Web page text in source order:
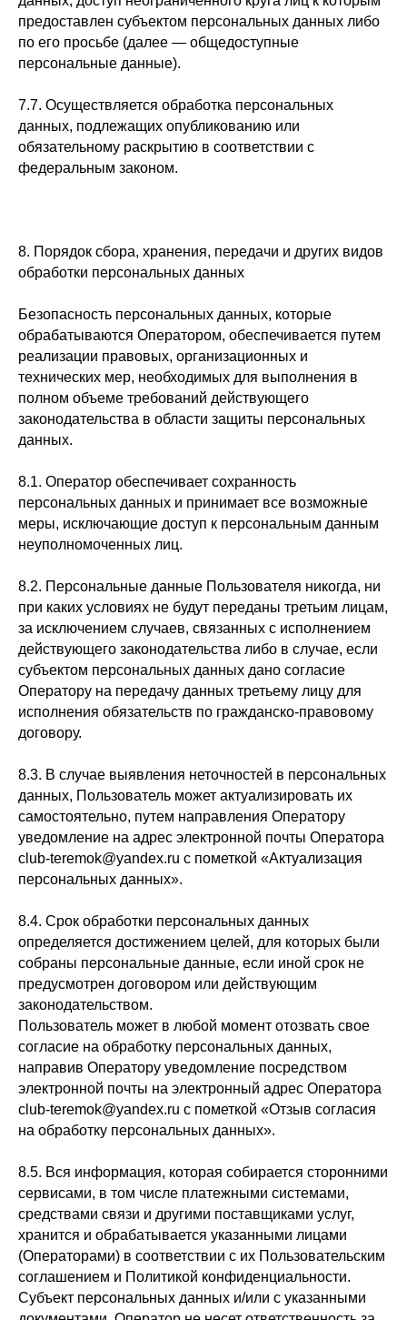
предоставлен субъектом персональных данных либо
по его просьбе (далее — общедоступные
персональные данные).
7.7. Осуществляется обработка персональных
данных, подлежащих опубликованию или
обязательному раскрытию в соответствии с
федеральным законом.
8. Порядок сбора, хранения, передачи и других видов
обработки персональных данных
Безопасность персональных данных, которые
обрабатываются Оператором, обеспечивается путем
реализации правовых, организационных и
технических мер, необходимых для выполнения в
полном объеме требований действующего
законодательства в области защиты персональных
данных.
8.1. Оператор обеспечивает сохранность
персональных данных и принимает все возможные
меры, исключающие доступ к персональным данным
неуполномоченных лиц.
8.2. Персональные данные Пользователя никогда, ни
при каких условиях не будут переданы третьим лицам,
за исключением случаев, связанных с исполнением
действующего законодательства либо в случае, если
субъектом персональных данных дано согласие
Оператору на передачу данных третьему лицу для
исполнения обязательств по гражданско-правовому
договору.
8.3. В случае выявления неточностей в персональных
данных, Пользователь может актуализировать их
самостоятельно, путем направления Оператору
уведомление на адрес электронной почты Оператора
club-teremok@yandex.ru с пометкой «Актуализация
персональных данных».
8.4. Срок обработки персональных данных
определяется достижением целей, для которых были
собраны персональные данные, если иной срок не
предусмотрен договором или действующим
законодательством.
Пользователь может в любой момент отозвать свое
согласие на обработку персональных данных,
направив Оператору уведомление посредством
электронной почты на электронный адрес Оператора
club-teremok@yandex.ru с пометкой «Отзыв согласия
на обработку персональных данных».
8.5. Вся информация, которая собирается сторонними
сервисами, в том числе платежными системами,
средствами связи и другими поставщиками услуг,
хранится и обрабатывается указанными лицами
(Операторами) в соответствии с их Пользовательским
соглашением и Политикой конфиденциальности.
Субъект персональных данных и/или с указанными